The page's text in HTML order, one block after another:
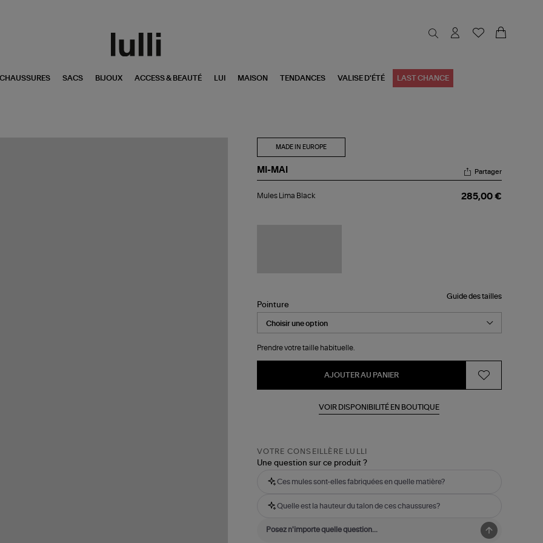
CHAUSSURES SACS BIJOUX ACCESS & BEAUTÉ LUI MAISON TENDANCES VALISE D'ÉTÉ LAST CHANCE
MADE IN EUROPE
MI-MAI
Lima
Partager
Mules Lima Black 285,00 €
Guide des tailles
Pointure
Prendre votre taille habituelle.
AJOUTER AU PANIER
VOIR DISPONIBILITÉ EN BOUTIQUE
VOTRE CONSEILLÈRE LULLI
Une question sur ce produit ?
Ces mules sont-elles fabriquées en quelle matière?
Quelle est la hauteur du talon de ces chaussures?